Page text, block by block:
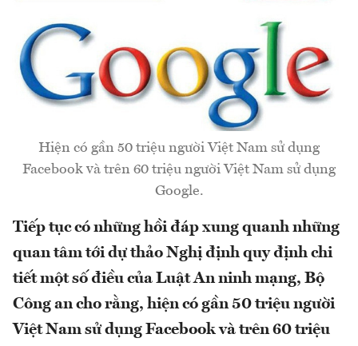
Hiện có gần 50 triệu người Việt Nam sử dụng
Facebook và trên 60 triệu người Việt Nam sử dụng
Google.
Tiếp tục có những hồi đáp xung quanh những
quan tâm tới dự thảo Nghị định quy định chi
tiết một số điều của Luật An ninh mạng, Bộ
Công an cho rằng, hiện có gần 50 triệu người
Việt Nam sử dụng Facebook và trên 60 triệu